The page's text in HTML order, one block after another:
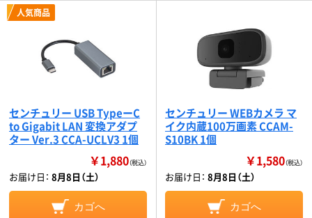
人気商品
センチュリー USB TypeーC
to Gigabit LAN 変換アダプ
ター Ver.3 CCA-UCLV3 1個
￥1,880（税込）
お届け日： 8月8日（土）
カゴへ
センチュリー WEBカメラ マ
イク内蔵100万画素 CCAM-
S10BK 1個
￥1,580（税込）
お届け日： 8月8日（土）
カゴへ